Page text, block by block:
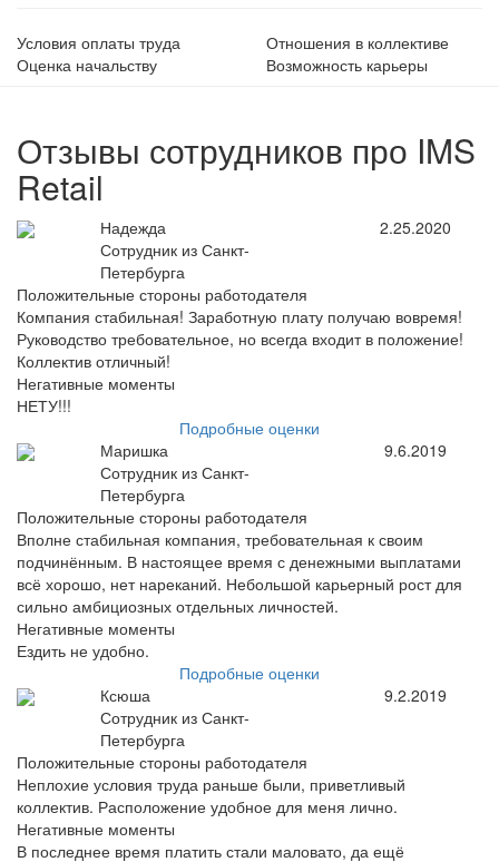
Условия оплаты труда
Отношения в коллективе
Оценка начальству
Возможность карьеры
Отзывы сотрудников про IMS
Retail
Надежда
Сотрудник из Санкт-
Петербурга
2.25.2020
Положительные стороны работодателя
Компания стабильная! Заработную плату получаю вовремя!
Руководство требовательное, но всегда входит в положение!
Коллектив отличный!
Негативные моменты
НЕТУ!!!
Подробные оценки
Маришка
Сотрудник из Санкт-
Петербурга
9.6.2019
Положительные стороны работодателя
Вполне стабильная компания, требовательная к своим
подчинённым. В настоящее время с денежными выплатами
всё хорошо, нет нареканий. Небольшой карьерный рост для
сильно амбициозных отдельных личностей.
Негативные моменты
Ездить не удобно.
Подробные оценки
Ксюша
Сотрудник из Санкт-
Петербурга
9.2.2019
Положительные стороны работодателя
Неплохие условия труда раньше были, приветливый
коллектив. Расположение удобное для меня лично.
Негативные моменты
В последнее время платить стали маловато, да ещё